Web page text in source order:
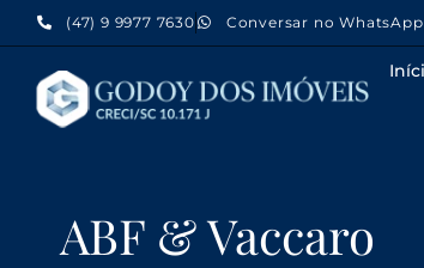
(47) 9 9977 7630 Conversar no WhatsApp
ABF & Vaccaro